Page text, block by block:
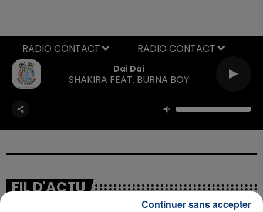
Dai Dai
SHAKIRA FEAT. BURNA BOY
RADIO CONTACT
FIL D'ACTU
Continuer sans accepter